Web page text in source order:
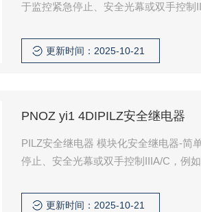
于监控紧急停止、安全光幕或双手控制
更新时间：2025-10-21
PNOZ yi1 4DIPILZ安全继电器
PILZ安全继电器 模块化安全继电器-简
停止、安全光幕或双手控制IIIA/C，例
更新时间：2025-10-21